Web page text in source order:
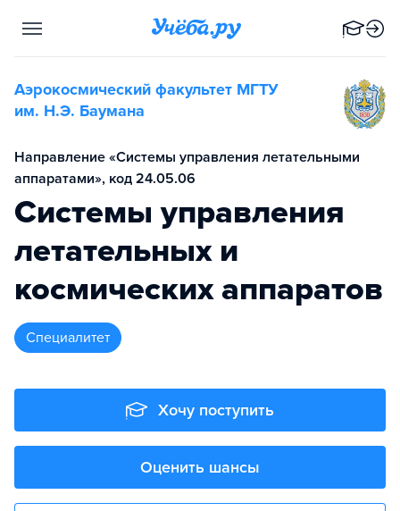
Аэрокосмический факультет МГТУ
им. Н.Э. Баумана
Направление «Системы управления летательными
аппаратами», код 24.05.06
Системы управления
летательных и
космических аппаратов
специалитет
Хочу поступить
Оценить шансы